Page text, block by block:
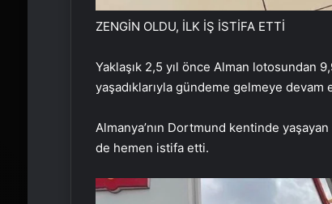
ZENGİN OLDU, İLK İŞ İSTİFA ETTİ
Yaklaşık 2,5 yıl önce Alman lotosundan
yaşadıklarıyla gündeme gelmeye devam
Almanya’nın Dortmund kentinde
de hemen istifa etti.